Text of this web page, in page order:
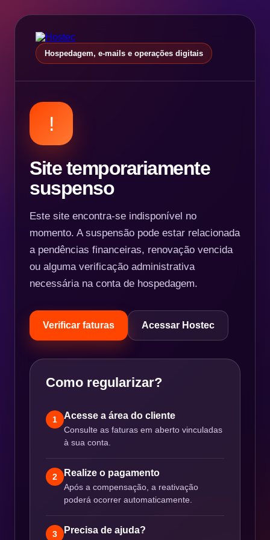
Hospedagem, e-mails e operações digitais
!
Site temporariamente
suspenso
Este site encontra-se indisponível no
momento. A suspensão pode estar relacionada
a pendências financeiras, renovação vencida
ou alguma verificação administrativa
necessária na conta de hospedagem.
Verificar faturas Acessar Hostec
Como regularizar?
1 Acesse a área do cliente
Consulte as faturas em aberto vinculadas
à sua conta.
2 Realize o pagamento
Após a compensação, a reativação
poderá ocorrer automaticamente.
3 Precisa de ajuda?